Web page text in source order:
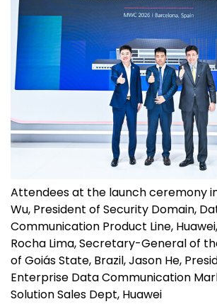
Attendees at the launch ceremony
Wu, President of Security Domain,
Communication Product Line,
Rocha Lima, Secretary-General of
of Goiás State, Brazil, Jason He,
Enterprise Data Communication
Solution Sales Dept, Huawei